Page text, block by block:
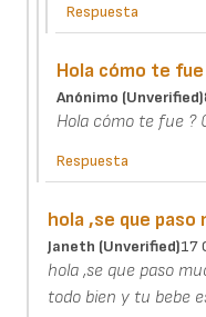
Respuesta
Hola cómo te fue
Anónimo (unverified)
Hola cómo te fue ?
Respuesta
hola ,se que paso
Janeth (unverified)17
hola ,se que paso
todo bien y tu bebe